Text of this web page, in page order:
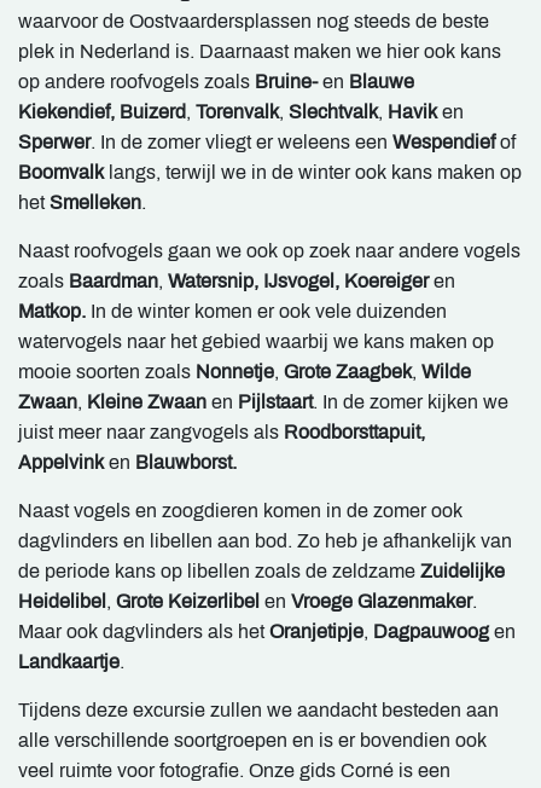
waarvoor de Oostvaardersplassen nog steeds de beste
plek in Nederland is. Daarnaast maken we hier ook kans
op andere roofvogels zoals Bruine-en Blauwe
Kiekendief, Buizerd, Torenvalk, Slechtvalk, Haviken
Sperwer. In de zomer vliegt er weleens een Wespendiefof
Boomvalklangs, terwijl we in de winter ook kans maken op
hetSmelleken.
Naast roofvogels gaan we ook op zoek naar andere vogels
zoals Baardman, Watersnip, IJsvogel, Koereigeren
Matkop. In de winter komen er ook vele duizenden
watervogels naar het gebied waarbij we kans maken op
mooie soorten zoals Nonnetje, Grote Zaagbek, Wilde
Zwaan, Kleine Zwaan en Pijlstaart. In de zomer kijken we
juist meer naar zangvogels als Roodborsttapuit,
Appelvinken Blauwborst.
Naast vogels en zoogdieren komen in de zomer ook
dagvlinders en libellen aan bod. Zo heb je afhankelijk van
de periode kans op libellen zoals de zeldzame Zuidelijke
Heidelibel , Grote Keizerlibel en Vroege Glazenmaker.
Maar ook dagvlinders als hetOranjetipje, Dagpauwoogen
Landkaartje.
Tijdens deze excursie zullen we aandacht besteden aan
alle verschillende soortgroepen en is er bovendien ook
veel ruimte voor fotografie. Onze gids Corné is een